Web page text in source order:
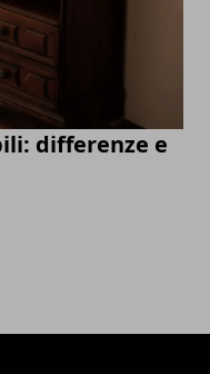
differenze e